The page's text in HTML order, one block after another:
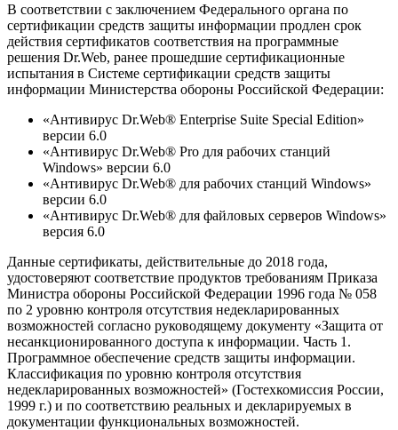
В соответствии с заключением Федерального органа по
сертификации средств защиты информации продлен срок
действия сертификатов соответствия на программные
решения Dr.Web, ранее прошедшие сертификационные
испытания в Системе сертификации средств защиты
информации Министерства обороны Российской Федерации:
«Антивирус Dr.Web® Enterprise Suite Special Edition»
версии 6.0
«Антивирус Dr.Web® Pro для рабочих станций
Windows» версии 6.0
«Антивирус Dr.Web® для рабочих станций Windows»
версии 6.0
«Антивирус Dr.Web® для файловых серверов Windows»
версия 6.0
Данные сертификаты, действительные до 2018 года,
удостоверяют соответствие продуктов требованиям Приказа
Министра обороны Российской Федерации 1996 года № 058
по 2 уровню контроля отсутствия недекларированных
возможностей согласно руководящему документу «Защита от
несанкционированного доступа к информации. Часть 1.
Программное обеспечение средств защиты информации.
Классификация по уровню контроля отсутствия
недекларированных возможностей» (Гостехкомиссия России,
1999 г.) и по соответствию реальных и декларируемых в
документации функциональных возможностей.